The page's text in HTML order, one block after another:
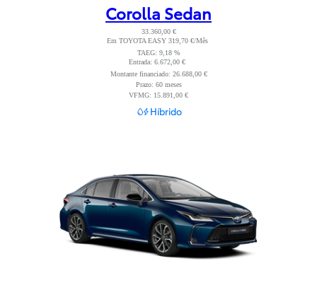
Corolla Sedan
33.360,00 €
Em TOYOTA EASY 319,70 €/MêsRead Disclaimer
TAEG: 9,18 %
Entrada: 6.672,00 €
Montante financiado: 26.688,00 €
Prazo: 60 meses
VFMG: 15.891,00 €
Híbrido